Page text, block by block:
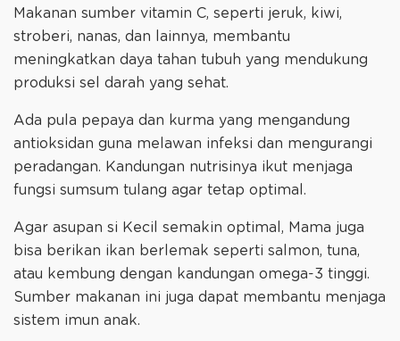
Makanan sumber vitamin C, seperti jeruk, kiwi,
stroberi, nanas, dan lainnya, membantu
meningkatkan daya tahan tubuh yang mendukung
produksi sel darah yang sehat.
Ada pula pepaya dan kurma yang mengandung
antioksidan guna melawan infeksi dan mengurangi
peradangan. Kandungan nutrisinya ikut menjaga
fungsi sumsum tulang agar tetap optimal.
Agar asupan si Kecil semakin optimal, Mama juga
bisa berikan ikan berlemak seperti salmon, tuna,
atau kembung dengan kandungan omega-3 tinggi.
Sumber makanan ini juga dapat membantu menjaga
sistem imun anak.